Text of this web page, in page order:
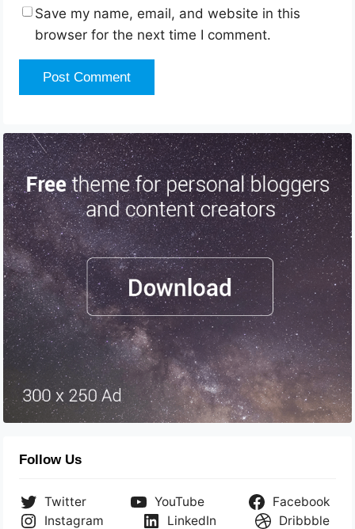
Save my name, email, and website in this
browser for the next time I comment.
Follow Us
Twitter YouTube
Facebook
Instagram
LinkedIn Dribbble